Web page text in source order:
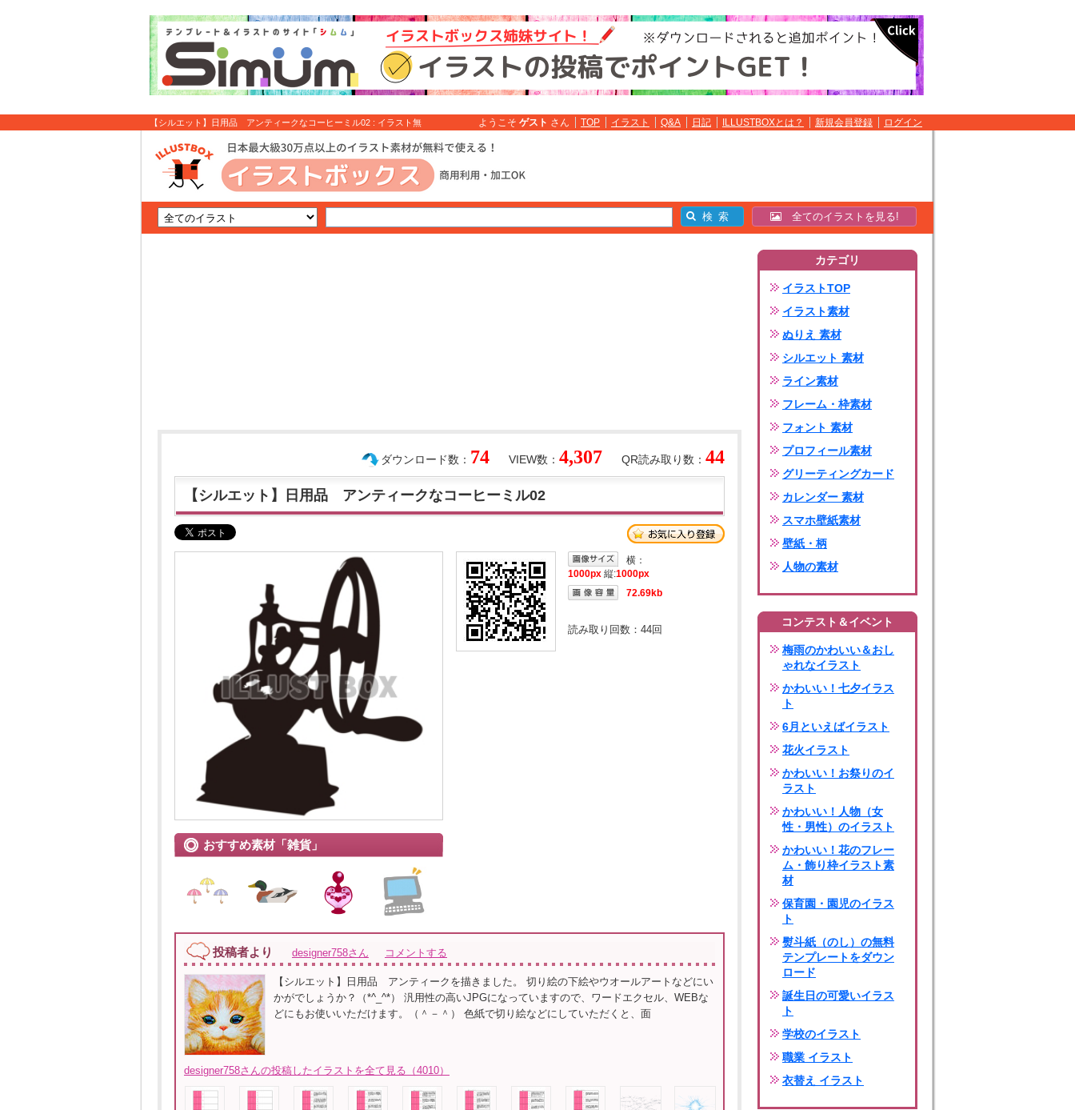
【シルエット】日用品 アンティークなコーヒーミル02 : イラスト無
ようこそ ゲスト さん TOP イラスト Q&A 日記 ILLUSTBOXとは？ 新規会員登録 ログイン
全てのイラストを見る!
QR読み取り数： 44
VIEW数： 4,307
ダウンロード数： 74
【シルエット】日用品 アンティークなコーヒーミル02
おすすめ素材「雑貨」
横：
1000px 縦:1000px
72.69kb
読み取り回数： 44回
投稿者より designer758さん コメントする
【シルエット】日用品 アンティークを描きました。 切り絵の下絵やウオールアートなどにい
かがでしょうか？（*^_^*） 汎用性の高いJPGになっていますので、ワードエクセル、WEBな
どにもお使いいただけます。（＾－＾） 色紙で切り絵などにしていただくと、面
designer758さんの投稿したイラストを全て見る（4010）
カテゴリ
イラストTOP
イラスト素材
ぬりえ 素材
シルエット 素材
ライン素材
フレーム・枠素材
フォント 素材
プロフィール素材
グリーティングカード
カレンダー 素材
スマホ壁紙素材
壁紙・柄
人物の素材
コンテスト＆イベント
梅雨のかわいい＆おし
ゃれなイラスト
かわいい！七夕イラス
ト
6月といえばイラスト
花火イラスト
かわいい！お祭りのイ
ラスト
かわいい！人物（女
性・男性）のイラスト
かわいい！花のフレー
ム・飾り枠イラスト素
材
保育園・園児のイラス
ト
熨斗紙（のし）の無料
テンプレートをダウン
ロード
誕生日の可愛いイラス
ト
学校のイラスト
職業 イラスト
衣替え イラスト